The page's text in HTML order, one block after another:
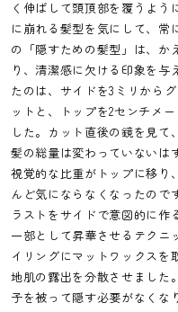
く伸ばして頭頂部を覆うよ
に崩れる髪型を気にして、常
の「隠すための髪型」は、か
り、清潔感に欠ける印象を
たのは、サイドを3ミリから
ットと、トップを2センチメ
した。カット直後の鏡を見て
髪の総量は変わっていないは
視覚的な比重がトップに移り
んど気にならなくなったので
ラストをサイドで意図的に作
一部として昇華させるテクニ
イリングにマットワックスを
地肌の露出を分散させました
子を被って隠す必要がなくな